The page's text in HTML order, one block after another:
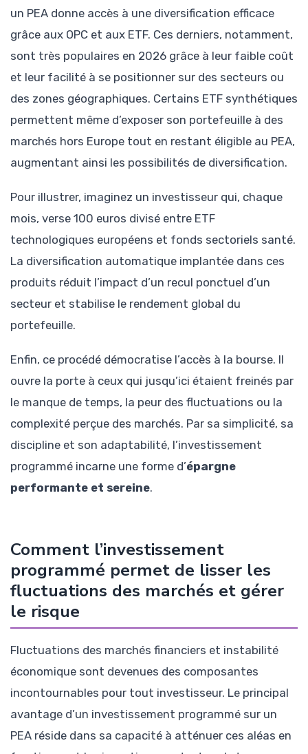
un PEA donne accès à une diversification efficace
grâce aux OPC et aux ETF. Ces derniers, notamment,
sont très populaires en 2026 grâce à leur faible coût
et leur facilité à se positionner sur des secteurs ou
des zones géographiques. Certains ETF synthétiques
permettent même d’exposer son portefeuille à des
marchés hors Europe tout en restant éligible au PEA,
augmentant ainsi les possibilités de diversification.
Pour illustrer, imaginez un investisseur qui, chaque
mois, verse 100 euros divisé entre ETF
technologiques européens et fonds sectoriels santé.
La diversification automatique implantée dans ces
produits réduit l’impact d’un recul ponctuel d’un
secteur et stabilise le rendement global du
portefeuille.
Enfin, ce procédé démocratise l’accès à la bourse. Il
ouvre la porte à ceux qui jusqu’ici étaient freinés par
le manque de temps, la peur des fluctuations ou la
complexité perçue des marchés. Par sa simplicité, sa
discipline et son adaptabilité, l’investissement
programmé incarne une forme d’épargne
performante et sereine.
Comment l’investissement
programmé permet de lisser les
fluctuations des marchés et gérer
le risque
Fluctuations des marchés financiers et instabilité
économique sont devenues des composantes
incontournables pour tout investisseur. Le principal
avantage d’un investissement programmé sur un
PEA réside dans sa capacité à atténuer ces aléas en